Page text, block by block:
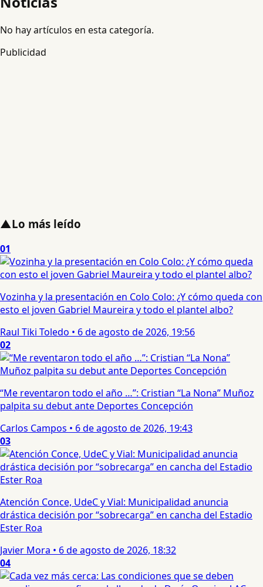
No hay artículos en esta categoría.
Publicidad
▲Lo más leído
01
Vozinha y la presentación en Colo Colo: ¿Y cómo queda con
esto el joven Gabriel Maureira y todo el plantel albo?
Raul Tiki Toledo • 6 de agosto de 2026, 19:56
02
“Me reventaron todo el año …”: Cristian “La Nona” Muñoz
palpita su debut ante Deportes Concepción
Carlos Campos • 6 de agosto de 2026, 19:43
03
Atención Conce, UdeC y Vial: Municipalidad anuncia
drástica decisión por “sobrecarga” en cancha del Estadio
Ester Roa
Javier Mora • 6 de agosto de 2026, 18:32
04